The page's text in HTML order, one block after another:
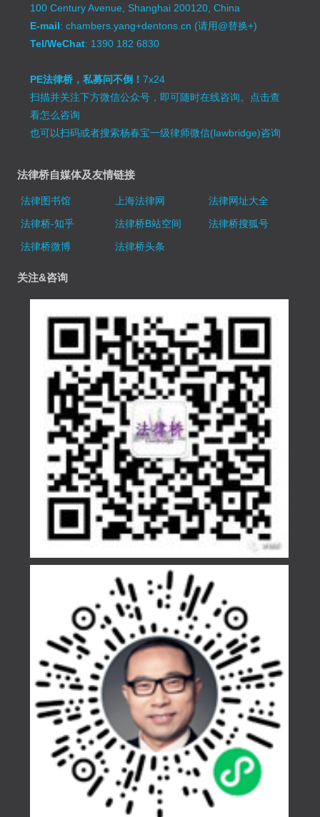
100 Century Avenue, Shanghai 200120, China
E-mail: chambers.yang+dentons.cn (请用@替换+)
Tel/WeChat: 1390 182 6830
PE法律桥，私募问不倒！7x24
扫描并关注下方微信公众号，即可随时在线咨询。 点击查
看怎么咨询
也可以扫码或者搜索杨春宝一级律师微信(lawbridge)咨询
法律桥自媒体及友情链接
法律图书馆 上海法律网
法律网址大全
法律桥-知乎
法律桥B站空间
法律桥搜狐号
法律桥微博
法律桥头条
关注&咨询